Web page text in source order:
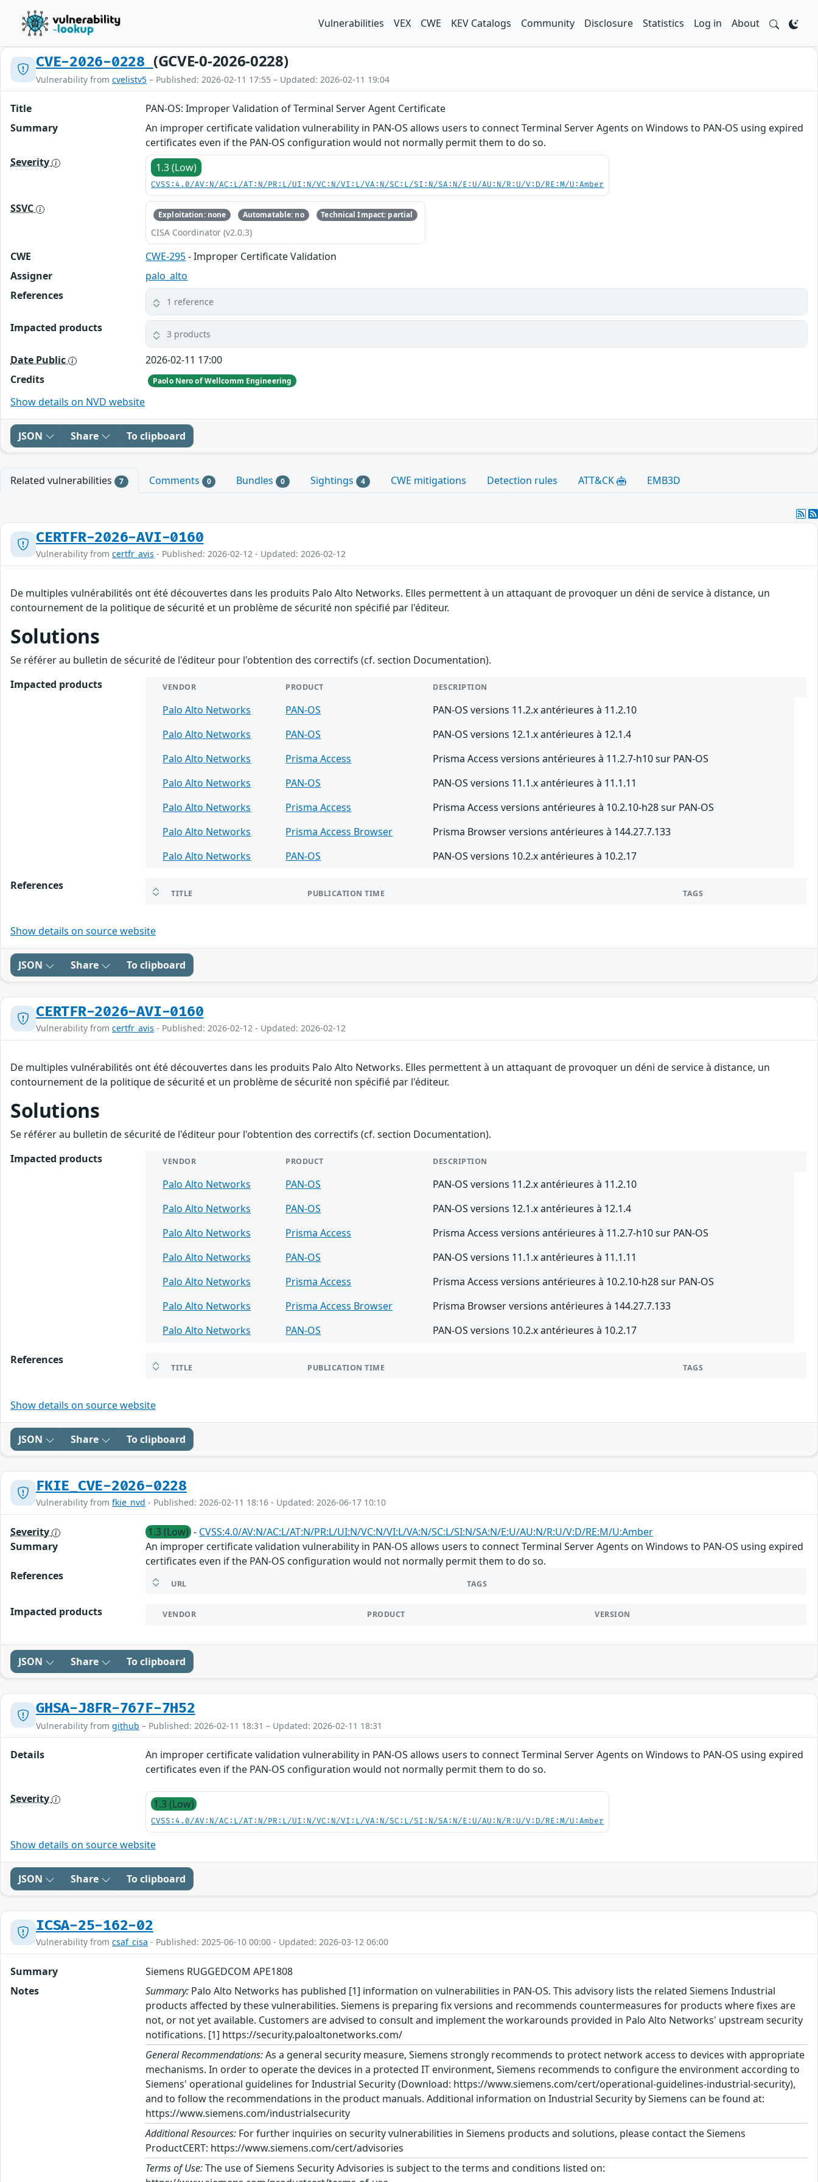
Vulnerabilities VEX CWE KEV Catalogs Community Disclosure Statistics Log in About
CVE-2026-0228 (GCVE-0-2026-0228)
Vulnerability from cvelistv5 – Published: 2026-02-11 17:55 – Updated: 2026-02-11 19:04
Title
PAN-OS: Improper Validation of Terminal Server Agent Certificate
Summary
An improper certificate validation vulnerability in PAN-OS allows users to connect Terminal Server Agents on Windows to PAN-OS using expired
certificates even if the PAN-OS configuration would not normally permit them to do so.
Severity
1.3 (Low)
CVSS:4.0/AV:N/AC:L/AT:N/PR:L/UI:N/VC:N/VI:L/VA:N/SC:L/SI:N/SA:N/E:U/AU:N/R:U/V:D/RE:M/U:Amber
SSVC Exploitation: none Automatable: no Technical Impact: partial
CISA Coordinator (v2.0.3)
CWE CWE-295- Improper Certificate Validation
Assigner
palo_alto
References
1 reference
Impacted products 3 products
Date Public
2026-02-11 17:00
Credits
Paolo Nero of Wellcomm Engineering
Show details on NVD website
JSON Share To clipboard
Related vulnerabilities 7 Comments 0 Bundles 0 Sightings 4 CWE mitigations Detection rules ATT&CK EMB3D
CERTFR-2026-AVI-0160
Vulnerability from certfr_avis - Published: 2026-02-12 - Updated: 2026-02-12
De multiples vulnérabilités ont été découvertes dans les produits Palo Alto Networks. Elles permettent à un attaquant de provoquer un déni de service à distance, un
contournement de la politique de sécurité et un problème de sécurité non spécifié par l'éditeur.
Solutions
Se référer au bulletin de sécurité de l'éditeur pour l'obtention des correctifs (cf. section Documentation).
Impacted products
VENDOR PRODUCT DESCRIPTION
Palo Alto Networks PAN-OS
PAN-OS versions 11.2.x antérieures à 11.2.10
Palo Alto Networks
PAN-OS
PAN-OS versions 12.1.x antérieures à 12.1.4
Palo Alto Networks
Prisma Access
Prisma Access versions antérieures à 11.2.7-h10 sur PAN-OS
Palo Alto Networks
PAN-OS
PAN-OS versions 11.1.x antérieures à 11.1.11
Palo Alto Networks
Prisma Access
Prisma Access versions antérieures à 10.2.10-h28 sur PAN-OS
Palo Alto Networks
Prisma Access Browser
Prisma Browser versions antérieures à 144.27.7.133
Palo Alto Networks
PAN-OS PAN-OS versions 10.2.x antérieures à 10.2.17
References
TITLE PUBLICATION TIME TAGS
Show details on source website
JSON Share To clipboard
CERTFR-2026-AVI-0160
Vulnerability from certfr_avis - Published: 2026-02-12 - Updated: 2026-02-12
De multiples vulnérabilités ont été découvertes dans les produits Palo Alto Networks. Elles permettent à un attaquant de provoquer un déni de service à distance, un
contournement de la politique de sécurité et un problème de sécurité non spécifié par l'éditeur.
Solutions
Se référer au bulletin de sécurité de l'éditeur pour l'obtention des correctifs (cf. section Documentation).
Impacted products
VENDOR PRODUCT DESCRIPTION
Palo Alto Networks PAN-OS
PAN-OS versions 11.2.x antérieures à 11.2.10
Palo Alto Networks
PAN-OS
PAN-OS versions 12.1.x antérieures à 12.1.4
Palo Alto Networks
Prisma Access
Prisma Access versions antérieures à 11.2.7-h10 sur PAN-OS
Palo Alto Networks
PAN-OS
PAN-OS versions 11.1.x antérieures à 11.1.11
Palo Alto Networks
Prisma Access
Prisma Access versions antérieures à 10.2.10-h28 sur PAN-OS
Palo Alto Networks
Prisma Access Browser
Prisma Browser versions antérieures à 144.27.7.133
Palo Alto Networks
PAN-OS PAN-OS versions 10.2.x antérieures à 10.2.17
References
TITLE PUBLICATION TIME TAGS
Show details on source website
JSON Share To clipboard
FKIE_CVE-2026-0228
Vulnerability from fkie_nvd - Published: 2026-02-11 18:16 - Updated: 2026-06-17 10:10
Severity 1.3 (Low) - CVSS:4.0/AV:N/AC:L/AT:N/PR:L/UI:N/VC:N/VI:L/VA:N/SC:L/SI:N/SA:N/E:U/AU:N/R:U/V:D/RE:M/U:Amber
Summary
An improper certificate validation vulnerability in PAN-OS allows users to connect Terminal Server Agents on Windows to PAN-OS using expired
certificates even if the PAN-OS configuration would not normally permit them to do so.
References
URL TAGS
Impacted products VENDOR PRODUCT VERSION
JSON Share To clipboard
GHSA-J8FR-767F-7H52
Vulnerability from github – Published: 2026-02-11 18:31 – Updated: 2026-02-11 18:31
Details
An improper certificate validation vulnerability in PAN-OS allows users to connect Terminal Server Agents on Windows to PAN-OS using expired
certificates even if the PAN-OS configuration would not normally permit them to do so.
Severity 1.3 (Low)
CVSS:4.0/AV:N/AC:L/AT:N/PR:L/UI:N/VC:N/VI:L/VA:N/SC:L/SI:N/SA:N/E:U/AU:N/R:U/V:D/RE:M/U:Amber
Show details on source website
JSON Share To clipboard
ICSA-25-162-02
Vulnerability from csaf_cisa - Published: 2025-06-10 00:00 - Updated: 2026-03-12 06:00
Summary
Siemens RUGGEDCOM APE1808
Notes
Summary: Palo Alto Networks has published [1] information on vulnerabilities in PAN-OS. This advisory lists the related Siemens Industrial
products affected by these vulnerabilities. Siemens is preparing fix versions and recommends countermeasures for products where fixes are
not, or not yet available. Customers are advised to consult and implement the workarounds provided in Palo Alto Networks' upstream security
notifications. [1] https://security.paloaltonetworks.com/
General Recommendations:As a general security measure, Siemens strongly recommends to protect network access to devices with appropriate
mechanisms. In order to operate the devices in a protected IT environment, Siemens recommends to configure the environment according to
Siemens' operational guidelines for Industrial Security (Download: https://www.siemens.com/cert/operational-guidelines-industrial-security),
and to follow the recommendations in the product manuals. Additional information on Industrial Security by Siemens can be found at:
https://www.siemens.com/industrialsecurity
Additional Resources: For further inquiries on security vulnerabilities in Siemens products and solutions, please contact the Siemens
ProductCERT: https://www.siemens.com/cert/advisories
Terms of Use:The use of Siemens Security Advisories is subject to the terms and conditions listed on: